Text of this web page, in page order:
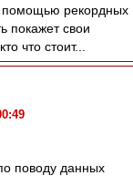
помощью рекордных
покажет свои
что стоит...
поводу данных